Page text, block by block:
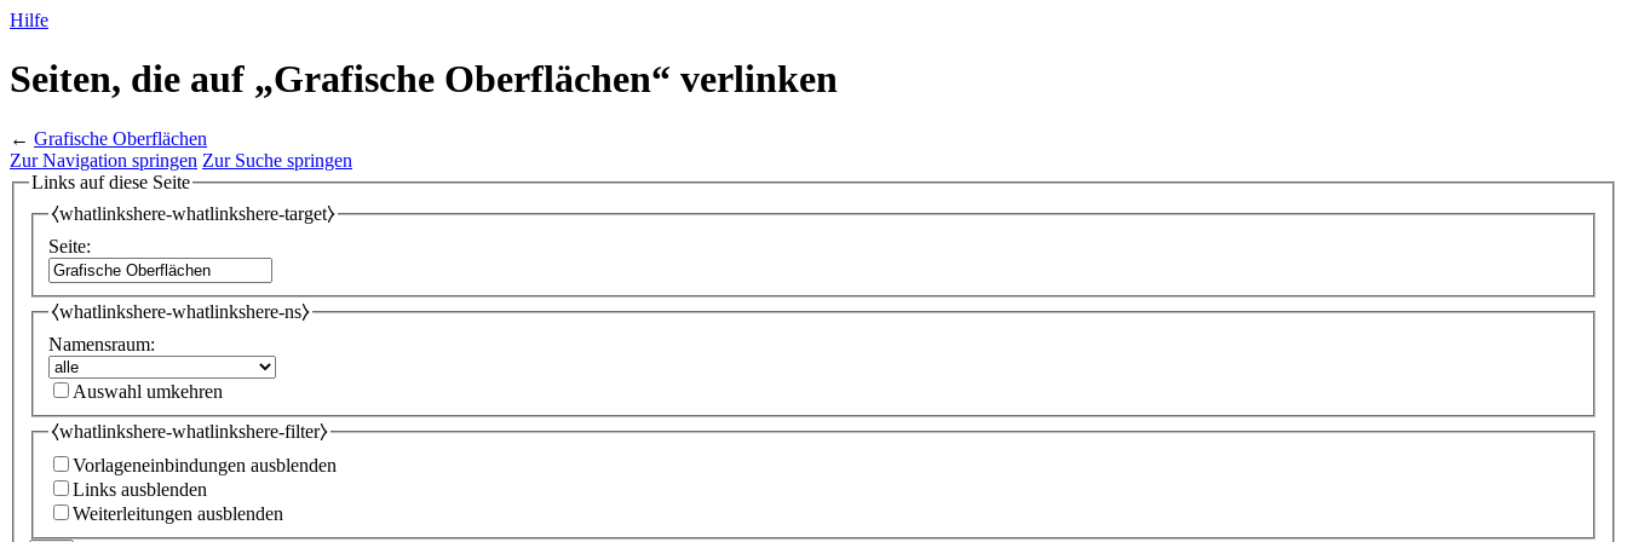
Hilfe
Seiten, die auf „Grafische Oberflächen“ verlinken
← Grafische Oberflächen
Zur Navigation springen Zur Suche springen
Links auf diese Seite
⧼whatlinkshere-whatlinkshere-target⧽
Seite:
⧼whatlinkshere-whatlinkshere-ns⧽
Namensraum:
Auswahl umkehren
⧼whatlinkshere-whatlinkshere-filter⧽
Vorlageneinbindungen ausblenden
Links ausblenden
Weiterleitungen ausblenden